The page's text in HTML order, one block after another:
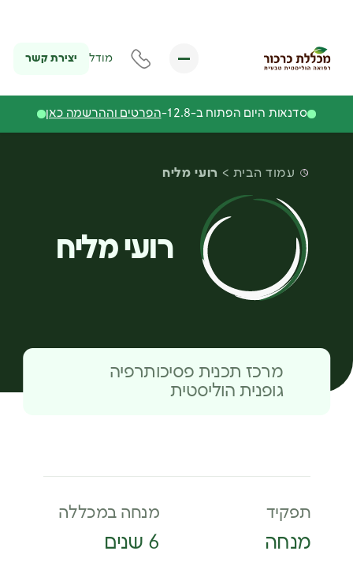
מודל יצירת קשר
סדנאות היום הפתוח ב-12.8- הפרטים וההרשמה כאן
עמוד הבית רועי מליח
רועי מליח
מרכז תכנית פסיכותרפיה
גופנית הוליסטית
תפקיד
מנחה
מנחה במכללה
6 שנים